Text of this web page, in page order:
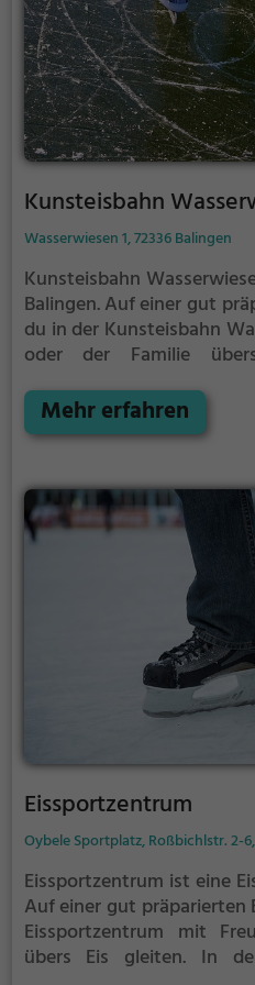
Kunsteisbahn
Wasserwiesen 1, 72336 Balingen
Kunsteisbahn
Balingen.Auf einer gut
du in der Kunsteisbahn
oder der Familie
ganze Familie
Anfänger können sich mit
Mehr erfahren
Eissportzentrum
Oybele Sportplatz, Roßbichlstr. 2-
Eissportzentrum ist eine
Auf einer gut präparierten
Eissportzentrum mit
übers Eis gleiten. In